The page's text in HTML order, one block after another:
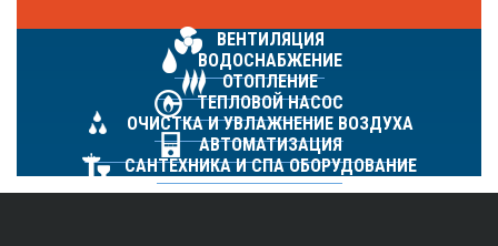
ВЕНТИЛЯЦИЯ
ВОДОСНАБЖЕНИЕ
ОТОПЛЕНИЕ
ТЕПЛОВОЙ НАСОС
ОЧИСТКА И УВЛАЖНЕНИЕ ВОЗДУХА
АВТОМАТИЗАЦИЯ
САНТЕХНИКА И СПА ОБОРУДОВАНИЕ